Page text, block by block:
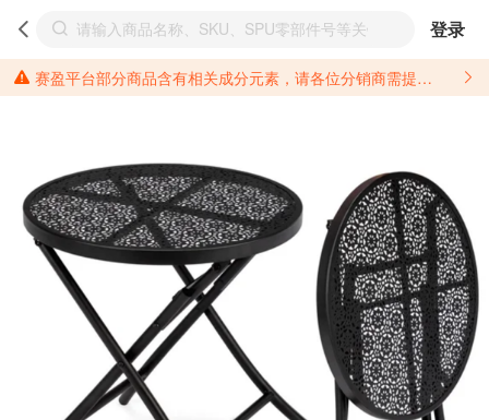
登录
赛盈平台部分商品含有相关成分元素，请各位分销商需提前了解产品材质情况，并针对其做好相关的风险把控，以免造成不必要的损失。 *美国加州65法案进一步规定了对于仅包含致癌物质，仅包含致生殖毒性物质，同时包含致癌物质和致生殖毒性物质，亦或是包含某一物质即为致癌物质又为致生殖毒性物质的产品的警示标语要求。 *新法案提供的警示标语修订并不是强制实施的，其只是避免昂贵诉讼的一种有效的方法。只要企业在保证其使用的另外的警示标语是“清晰和合理”并符合加州65法案要求的，那也是可以被接受的。*请充分了解第三方销售平台对商品上架规要求，并根据对应平台规则调整相关商品信息后进行上架，以免造成您不必要损失。 汽配产品上架注意事项： 不同第三方平台对于适配车型等信息的填写要求各有不同。例如：亚马逊明确禁止在产品标题、卖点和描述中直接使用适配车型的年份、品牌和型号信息；请您仔细研究并熟悉所销售平台关于汽配产品上架销售的具体规则，如果因上架的汽配产品信息填写不符合所销售平台要求，产生违规/侵权等问题所造成的损失需您自行承担。